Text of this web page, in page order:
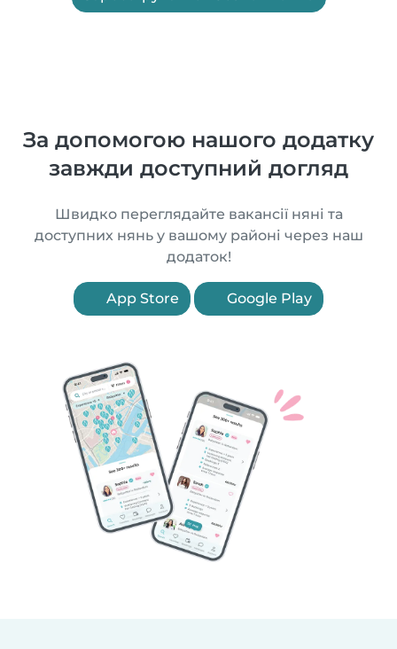
За допомогою нашого додатку
завжди доступний догляд
Швидко переглядайте вакансії няні та
доступних нянь у вашому районі через наш
додаток!
App Store Google Play